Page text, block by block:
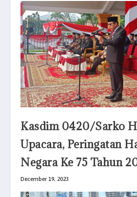
Kasdim 0420/Sarko
Upacara, Peringatan
Negara Ke 75 Tahun
December 19, 2023